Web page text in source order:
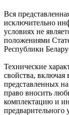
Вся
исключительно
условиях не
положениями
Республики
Технические
свойства, включая
представленных
право вносить
комплектацию и
предварительного